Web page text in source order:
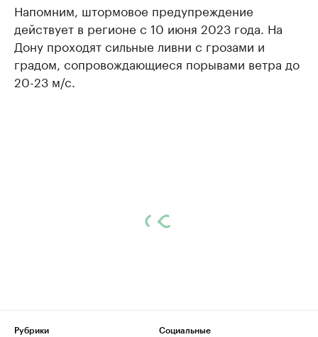
Напомним, штормовое предупреждение
действует в регионе с 10 июня 2023 года. На
Дону проходят сильные ливни с грозами и
градом, сопровождающиеся порывами ветра до
20-23 м/с.
Рубрики
Социальные